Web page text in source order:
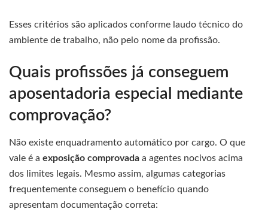
Esses critérios são aplicados conforme laudo técnico do
ambiente de trabalho, não pelo nome da profissão.
Quais profissões já conseguem
aposentadoria especial mediante
comprovação?
Não existe enquadramento automático por cargo. O que
vale é a exposição comprovada a agentes nocivos acima
dos limites legais. Mesmo assim, algumas categorias
frequentemente conseguem o benefício quando
apresentam documentação correta: